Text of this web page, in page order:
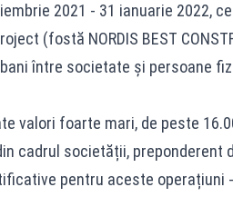
2021 - 31 ianuarie 2022,
(fostă NORDIS BEST
între societate și persoane
valori foarte mari, de peste
cadrul societății, preponderent
pentru aceste operațiuni